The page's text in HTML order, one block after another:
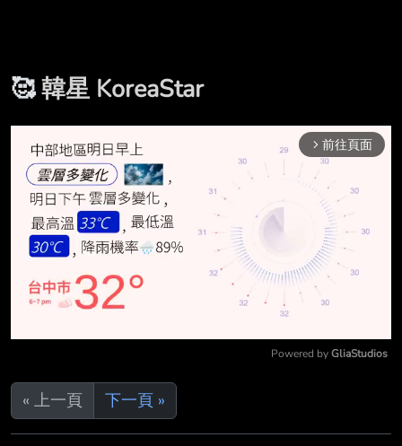
🥰韓星 KoreaStar
arrow_forward_ios 前往頁面
Powered by GliaStudios
« 上一頁 下一頁 »